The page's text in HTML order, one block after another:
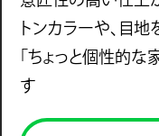
トンカラーや、目
「ちょっと個性的
す